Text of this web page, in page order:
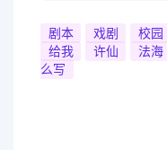
剧本 戏剧 校园
给我
许仙 法海
么写